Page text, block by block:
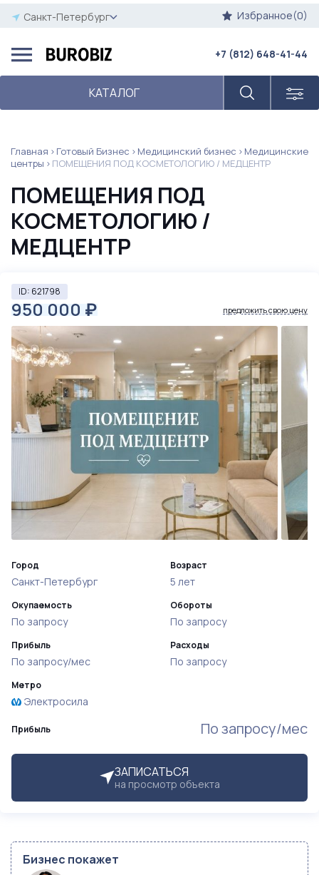
Санкт-Петербург Избранное(0)
КАТАЛОГ
+7 (812) 648-41-44
Главная Готовый Бизнес Медицинский бизнес
Медицинские
центры
ПОМЕЩЕНИЯ ПОД КОСМЕТОЛОГИЮ / МЕДЦЕНТР
ПОМЕЩЕНИЯ ПОД
КОСМЕТОЛОГИЮ /
МЕДЦЕНТР
ID: 621798
950 000 ₽ предложить свою цену
Прибыль По запросу/мес
ЗАПИСАТЬСЯ
на просмотр объекта
Город
Санкт-Петербург
Окупаемость
По запросу
Прибыль
По запросу/мес
Возраст
5 лет
Обороты
По запросу
Расходы
По запросу
Метро
Электросила
Бизнес покажет